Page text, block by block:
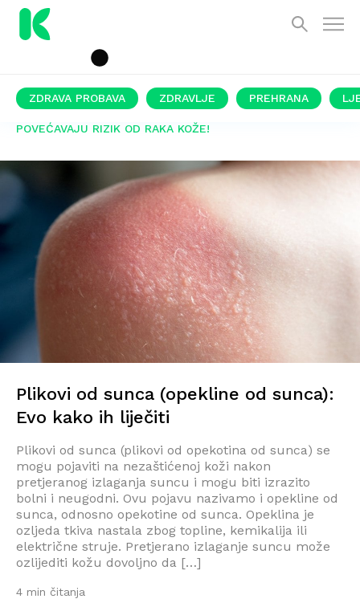
ZDRAVA PROBAVA ZDRAVLJE PREHRANA
POVEĆAVAJU RIZIK OD RAKA KOŽE!
Plikovi od sunca (opekline od sunca):
Evo kako ih liječiti
Plikovi od sunca (plikovi od opekotina od sunca) se
mogu pojaviti na nezaštićenoj koži nakon
pretjeranog izlaganja suncu i mogu biti izrazito
bolni i neugodni. Ovu pojavu nazivamo i opekline od
sunca, odnosno opekotine od sunca. Opeklina je
ozljeda tkiva nastala zbog topline, kemikalija ili
električne struje. Pretjerano izlaganje suncu može
ozlijediti kožu dovoljno da […]
4 min čitanja